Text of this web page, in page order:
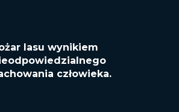
lasu wynikiem
człowieka.